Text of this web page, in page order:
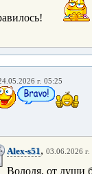
г. 05:25
Alex-s51, 03.06.2026 г.
Володя, от души